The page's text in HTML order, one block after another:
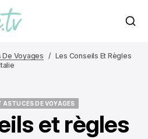
De Voyages
Les Conseils Et Règles
ASTUCES DE VOYAGES
et règles